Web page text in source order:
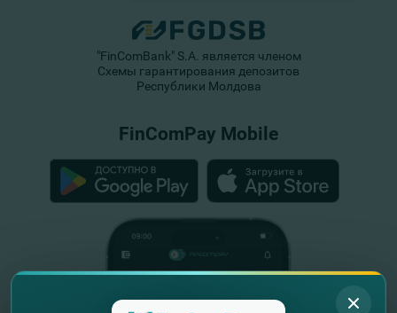
"FinComBank" S.A. является членом
Схемы гарантирования депозитов
Республики Молдова
FinComPay Mobile